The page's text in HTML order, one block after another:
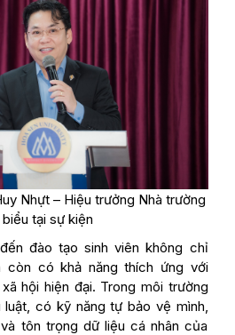
Nhựt – Hiệu trưởng Nhà trường
tại sự kiện
đào tạo sinh viên không chỉ
còn có khả năng thích ứng với
hội hiện đại. Trong môi trường
có kỹ năng tự bảo vệ mình,
tôn trọng dữ liệu cá nhân của